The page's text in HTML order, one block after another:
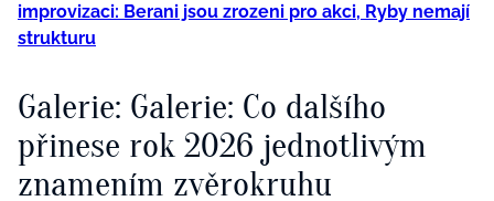
improvizaci: Berani jsou zrozeni pro akci, Ryby nemají
strukturu
Galerie: Galerie: Co dalšího
přinese rok 2026 jednotlivým
znamením zvěrokruhu